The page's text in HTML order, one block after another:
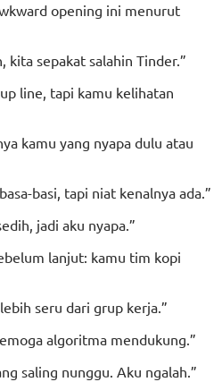
opening ini menurut
kita sepakat salahin Tinder.”
line, tapi kamu kelihatan
kamu yang nyapa dulu atau
basi, tapi niat kenalnya ada.”
jadi aku nyapa.”
lanjut: kamu tim kopi
seru dari grup kerja.”
algoritma mendukung.”
saling nunggu. Aku ngalah.”